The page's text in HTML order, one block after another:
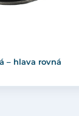
– hlava rovná